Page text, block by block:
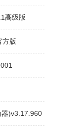
高级版
方版
)v3.17.960